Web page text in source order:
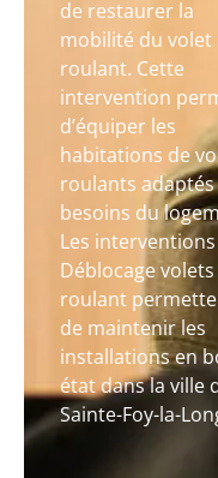
de restaurer la
mobilité du volet
roulant. Cette
intervention
d’équiper les
habitations de
roulants adaptés
besoins du
Les
Déblocage volets
roulant
de maintenir les
installations en
état dans la ville
Sainte-Foy-la-